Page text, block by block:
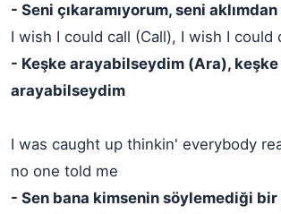
- Seni çıkaramıyorum, seni
I wish I could call (Call), I wish I
- Keşke arayabilseydim (Ara),
arayabilseydim
I was caught up thinkin' everybody
no one told me
- Sen bana kimsenin söylemediği